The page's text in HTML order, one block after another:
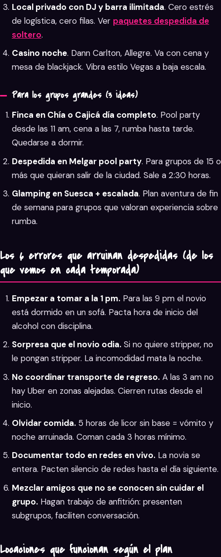
Local privado con DJ y barra ilimitada. Cero estrés
de logística, cero filas. Ver paquetes despedida de
soltero.
Casino noche. Dann Carlton, Allegre. Va con cena y
mesa de blackjack. Vibra estilo Vegas a baja escala.
Para los grupos grandes (3 ideas)
Finca en Chía o Cajicá día completo. Pool party
desde las 11 am, cena a las 7, rumba hasta tarde.
Quedarse a dormir.
Despedida en Melgar pool party. Para grupos de 15 o
más que quieran salir de la ciudad. Sale a 2:30 horas.
Glamping en Suesca + escalada. Plan aventura de fin
de semana para grupos que valoran experiencia sobre
rumba.
Los 6 errores que arruinan despedidas (de los
que vemos en cada temporada)
Empezar a tomar a la 1 pm.Para las 9 pm el novio
está dormido en un sofá. Pacta hora de inicio del
alcohol con disciplina.
Sorpresa que el novio odia.Si no quiere stripper, no
le pongan stripper. La incomodidad mata la noche.
No coordinar transporte de regreso.A las 3 am no
hay Uber en zonas alejadas. Cierren rutas desde el
inicio.
Olvidar comida.5 horas de licor sin base = vómito y
noche arruinada. Coman cada 3 horas mínimo.
Documentar todo en redes en vivo.La novia se
entera. Pacten silencio de redes hasta el día siguiente.
Mezclar amigos que no se conocen sin cuidar el
grupo.Hagan trabajo de anfitrión: presenten
subgrupos, faciliten conversación.
Locaciones que funcionan según el plan